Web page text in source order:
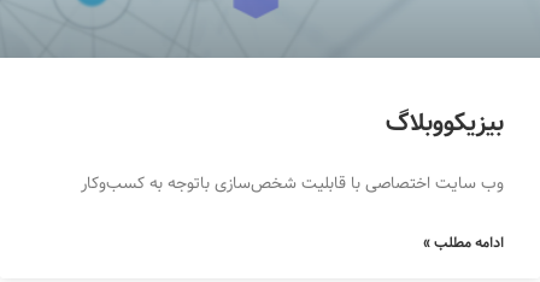
بیزیکووبلاگ
وب سایت اختصاصی با قابلیت شخص‌سازی باتوجه به کسب‌وکار
ادامه مطلب »